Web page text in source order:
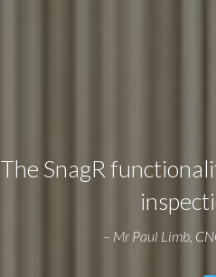
The SnagR
– Mr Paul Limb,